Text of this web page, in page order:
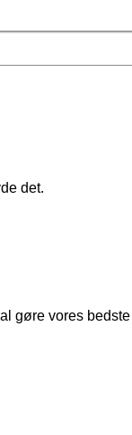
det.
gøre vores